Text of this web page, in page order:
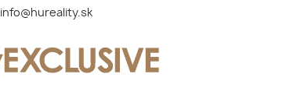
info@hureality.sk